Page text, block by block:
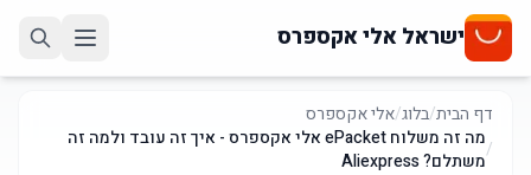
ישראל אלי אקספרס
דף הבית/בלוג/אלי אקספרס
/
מה זה משלוח ePacket אלי אקספרס - איך זה עובד ולמה זה
משתלם? Aliexpress